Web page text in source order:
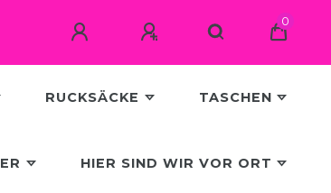
0
RUCKSÄCKE TASCHEN
HIER SIND WIR VOR ORT